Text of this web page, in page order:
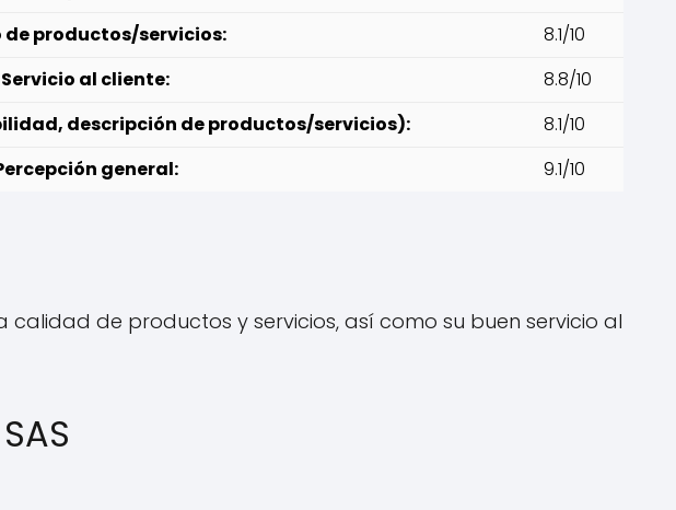
de productos/servicios:
8.1/10
Servicio al cliente:
8.8/10
descripción de productos/servicios):
8.1/10
general:
9.1/10
calidad de productos y servicios, así como su buen servicio al